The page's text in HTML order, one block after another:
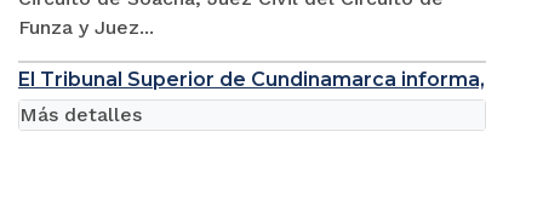
Funza y Juez...
El Tribunal Superior de Cundinamarca informa,
Más detalles